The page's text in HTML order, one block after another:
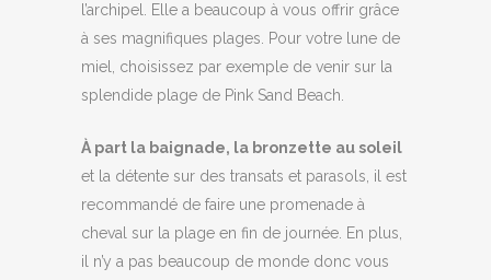
l’archipel. Elle a beaucoup à vous offrir grâce
à ses magnifiques plages. Pour votre lune de
miel, choisissez par exemple de venir sur la
splendide plage de Pink Sand Beach.
À part la baignade, la bronzette au soleil
et la détente sur des transats et parasols, il est
recommandé de faire une promenade à
cheval sur la plage en fin de journée. En plus,
il n’y a pas beaucoup de monde donc vous